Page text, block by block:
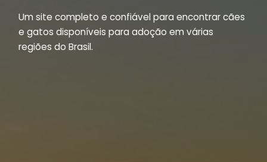
Um site completo e confiável para encontrar cães
e gatos disponíveis para adoção em várias
regiões do Brasil.